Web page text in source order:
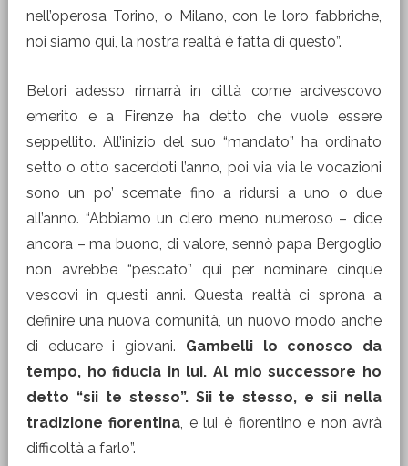
nell’operosa Torino, o Milano, con le loro fabbriche,
noi siamo qui, la nostra realtà è fatta di questo”.
Betori adesso rimarrà in città come arcivescovo
emerito e a Firenze ha detto che vuole essere
seppellito. All’inizio del suo “mandato” ha ordinato
setto o otto sacerdoti l’anno, poi via via le vocazioni
sono un po’ scemate fino a ridursi a uno o due
all’anno. “Abbiamo un clero meno numeroso – dice
ancora – ma buono, di valore, sennò papa Bergoglio
non avrebbe “pescato” qui per nominare cinque
vescovi in questi anni. Questa realtà ci sprona a
definire una nuova comunità, un nuovo modo anche
di educare i giovani. Gambelli lo conosco da
tempo, ho fiducia in lui. Al mio successore ho
detto “sii te stesso”. Sii te stesso, e sii nella
tradizione fiorentina, e lui è fiorentino e non avrà
difficoltà a farlo”.